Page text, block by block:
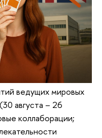
ведущих мировых
августа – 26
коллаборации;